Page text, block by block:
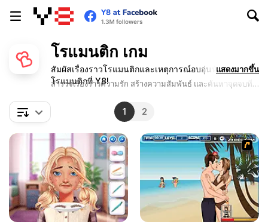
โรแมนติก เกม
สัมผัสเรื่องราวโรแมนติกและเหตุการณ์อบอุ่นหัวใจในเกม
โรแมนติกที่ Y8!
สำรวจเรื่องราวความรัก สร้างความสัมพันธ์ และค้นหาจุดจบที่
แสดงมากขึ้น
1 2